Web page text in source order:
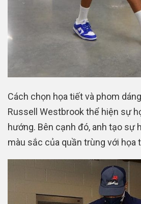
Cách chọn họa tiết và phom
Russell Westbrook thể hiện sự
hướng. Bên cạnh đó, anh tạo sự
màu sắc của quần trùng với họa